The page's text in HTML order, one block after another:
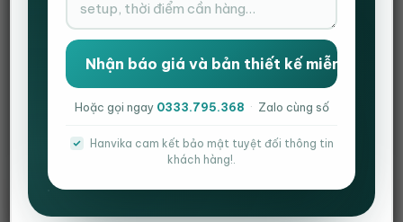
THÔNG TIN BỔ SUNG
ĐÁNH GIÁ (1)
Views: 10.843
Hoặc gọi ngay 0333.795.368 · Zalo cùng số
Hanvika cam kết bảo mật tuyệt đối thông tin
khách hàng!.